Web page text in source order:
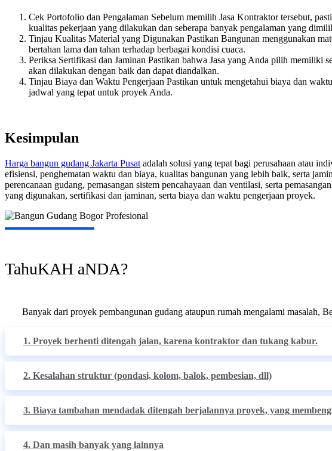
Cek Portofolio dan Pengalaman Sebelum memilih Jasa Kontraktor tersebut,
kualitas pekerjaan yang dilakukan dan seberapa banyak pengalaman yang
Tinjau Kualitas Material yang Digunakan Pastikan Bangunan menggunakan
bertahan lama dan tahan terhadap berbagai kondisi cuaca.
Periksa Sertifikasi dan Jaminan Pastikan bahwa Jasa yang Anda pilih memiliki
akan dilakukan dengan baik dan dapat diandalkan.
Tinjau Biaya dan Waktu Pengerjaan Pastikan untuk mengetahui biaya dan
jadwal yang tepat untuk proyek Anda.
Kesimpulan
Harga bangun gudang Jakarta Pusat adalah solusi yang tepat bagi perusahaan atau
efisiensi, penghematan waktu dan biaya, kualitas bangunan yang lebih baik, serta
perencanaan gudang, pemasangan sistem pencahayaan dan ventilasi, serta
yang digunakan, sertifikasi dan jaminan, serta biaya dan waktu pengerjaan proyek.
TahuKAH aNDA?
Banyak dari proyek pembangunan gudang ataupun rumah mengalami masalah,
1. Proyek berhenti ditengah jalan, karena kontraktor dan tukang kabur.
2. Kesalahan struktur (pondasi, kolom, balok, pembesian, dll)
3. Biaya tambahan mendadak ditengah berjalannya proyek, yang
4. Dan masih banyak yang lainnya